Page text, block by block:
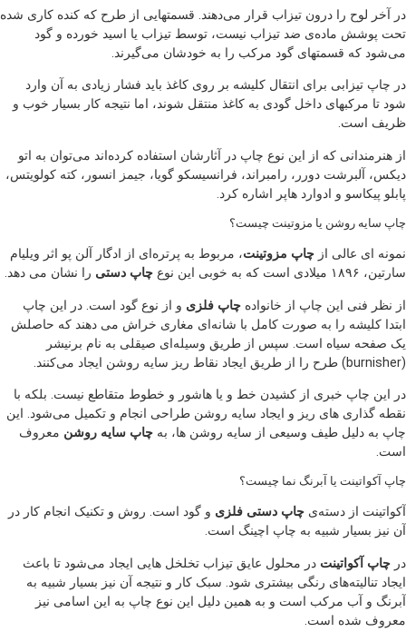
در آخر لوح را درون تیزاب قرار می‌دهند. قسمتهایی از طرح که کنده کاری شده
تحت پوشش ماده‌ی ضد تیزاب نیست، توسط تیزاب یا اسید خورده و گود
می‌شود که قسمتهای گود مرکب را به خودشان می‌گیرند.
در چاپ تیزابی برای انتقال کلیشه بر روی کاغذ باید فشار زیادی به آن وارد
شود تا مرکبهای داخل گودی به کاغذ منتقل شوند، اما نتیجه کار بسیار خوب و
ظریف است.
از هنرمندانی که از این نوع چاپ در آثارشان استفاده کرده‌اند می‌توان به اتو
دیکس، آلبرشت دورر، رامبراند، فرانسیسکو گویا، جیمز انسور، کته کولویتس،
پابلو پیکاسو و ادوارد هاپر اشاره کرد.
چاپ سایه روشن یا مزوتینت چیست؟
نمونه ای عالی از چاپ مزوتینت، مربوط به پرتره‌ای از ادگار آلن پو اثر ویلیام
سارتین، ۱۸۹۶ میلادی است که به خوبی این نوع
چاپ دستی را نشان می دهد.
از نظر فنی این چاپ از خانواده چاپ فلزی و از نوع گود است. در این چاپ
ابتدا کلیشه را به صورت کامل با شانه‌ای مغاری خراش می دهند که حاصلش
یک صفحه سیاه است. سپس از طریق وسیله‌ای صیقلی به نام برنیشر
(burnisher) طرح را از طریق ایجاد نقاط ریز سایه روشن ایجاد می‌کنند.
در این چاپ خبری از کشیدن خط و یا هاشور و خطوط متقاطع نیست. بلکه با
نقطه گذاری های ریز و ایجاد سایه روشن طراحی انجام و تکمیل می‌شود. این
چاپ به دلیل طیف وسیعی از سایه روشن ها، به چاپ سایه روشن معروف
است.
چاپ آکواتینت یا آبرنگ نما چیست؟
آکواتینت از دسته‌ی چاپ دستی فلزی و گود است. روش و تکنیک انجام کار در
آن نیز بسیار شبیه به چاپ اچینگ است.
در چاپ آکواتینت در محلول عایق تیزاب تخلخل هایی ایجاد می‌شود تا باعث
ایجاد تنالیته‌های رنگی بیشتری شود. سبک کار و نتیجه آن نیز بسیار شبیه به
آبرنگ و آب مرکب است و به همین دلیل این نوع چاپ به این اسامی نیز
معروف شده است.